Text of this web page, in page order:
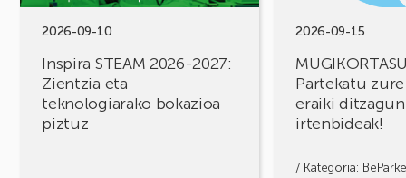
2026-09-10
Inspira STEAM 2026-2027:
Zientzia eta
teknologiarako bokazioa
piztuz
teknologiarako
bokazioa
2026-09-15
Partekatu
eraiki ditzagun
irtenbideak!
/ Kategoria:
irtenbideak!